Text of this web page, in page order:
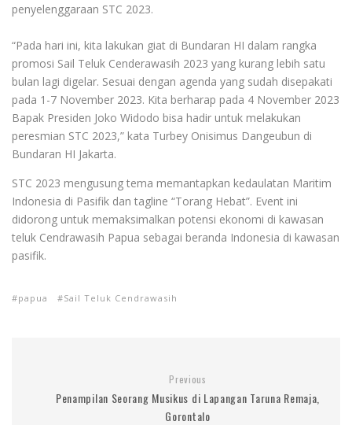
penyelenggaraan STC 2023.
“Pada hari ini, kita lakukan giat di Bundaran HI dalam rangka
promosi Sail Teluk Cenderawasih 2023 yang kurang lebih satu
bulan lagi digelar. Sesuai dengan agenda yang sudah disepakati
pada 1-7 November 2023. Kita berharap pada 4 November 2023
Bapak Presiden Joko Widodo bisa hadir untuk melakukan
peresmian STC 2023,” kata Turbey Onisimus Dangeubun di
Bundaran HI Jakarta.
STC 2023 mengusung tema memantapkan kedaulatan Maritim
Indonesia di Pasifik dan tagline “Torang Hebat”. Event ini
didorong untuk memaksimalkan potensi ekonomi di kawasan
teluk Cendrawasih Papua sebagai beranda Indonesia di kawasan
pasifik.
papua Sail Teluk Cendrawasih
Previous
Penampilan Seorang Musikus di Lapangan Taruna Remaja,
Gorontalo